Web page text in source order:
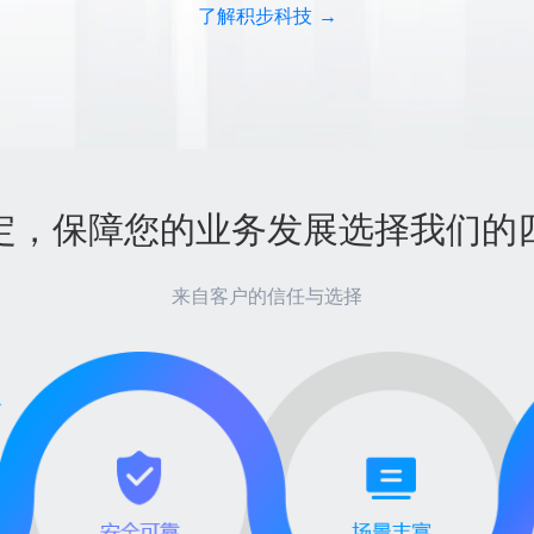
了解积步科技
，保障您的业务发展选择我们的
来自客户的信任与选择